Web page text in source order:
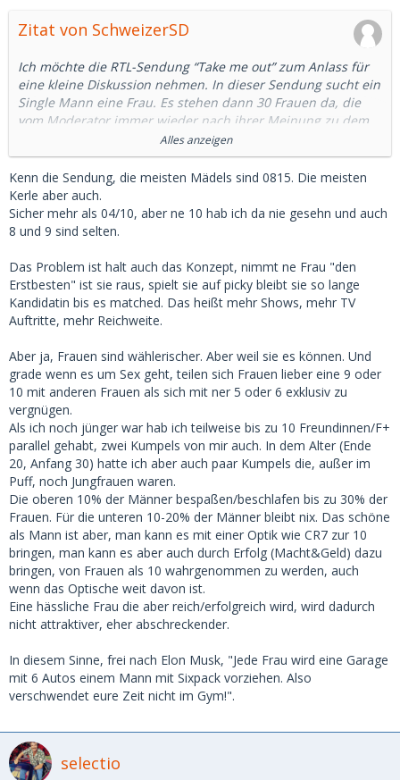
Zitat von SchweizerSD
Ich möchte die RTL-Sendung “Take me out” zum Anlass für
eine kleine Diskussion nehmen. In dieser Sendung sucht ein
Single Mann eine Frau. Es stehen dann 30 Frauen da, die
vom Moderator immer wieder nach ihrer Meinung zu dem
Mir fällt auf, dass die Damen sehr kritisch sind. Mal ist
ihnen der Mann zu klein, mal zu gross. Mal wird bemängelt,
dass er sie nicht lange genug angeschaut hat, mal dass
seine Hose zu kurz war etc. etc.
Alles schön und gut, ABER, die Damen da sind selbst jetzt
nicht gerade der Hit. Habe noch nie eine Teilnehmerin
gesehen die mehr als ne 4/10 war. Eine Teilnehmerin war
mal Carine Crone die jetzt mit Tim Toupet zusammen ist 🤣
Also irgendwie schätzen sich diese Damen selber viel
attraktiver ein, als sie tatsächlich sind. Dementsprechend
überkritisch sind sie dann bezüglich der Männer.
Was ist eure Meinung zu der Selbsteinschätzung der
Damenwelt?
Alles anzeigen
Kenn die Sendung, die meisten Mädels sind 0815. Die meisten
Kerle aber auch.
Sicher mehr als 04/10, aber ne 10 hab ich da nie gesehn und auch
8 und 9 sind selten.
Das Problem ist halt auch das Konzept, nimmt ne Frau "den
Erstbesten" ist sie raus, spielt sie auf picky bleibt sie so lange
Kandidatin bis es matched. Das heißt mehr Shows, mehr TV
Auftritte, mehr Reichweite.
Aber ja, Frauen sind wählerischer. Aber weil sie es können. Und
grade wenn es um Sex geht, teilen sich Frauen lieber eine 9 oder
10 mit anderen Frauen als sich mit ner 5 oder 6 exklusiv zu
vergnügen.
Als ich noch jünger war hab ich teilweise bis zu 10 Freundinnen/F+
parallel gehabt, zwei Kumpels von mir auch. In dem Alter (Ende
20, Anfang 30) hatte ich aber auch paar Kumpels die, außer im
Puff, noch Jungfrauen waren.
Die oberen 10% der Männer bespaßen/beschlafen bis zu 30% der
Frauen. Für die unteren 10-20% der Männer bleibt nix. Das schöne
als Mann ist aber, man kann es mit einer Optik wie CR7 zur 10
bringen, man kann es aber auch durch Erfolg (Macht&Geld) dazu
bringen, von Frauen als 10 wahrgenommen zu werden, auch
wenn das Optische weit davon ist.
Eine hässliche Frau die aber reich/erfolgreich wird, wird dadurch
nicht attraktiver, eher abschreckender.
In diesem Sinne, frei nach Elon Musk, "Jede Frau wird eine Garage
mit 6 Autos einem Mann mit Sixpack vorziehen. Also
verschwendet eure Zeit nicht im Gym!".
selectio